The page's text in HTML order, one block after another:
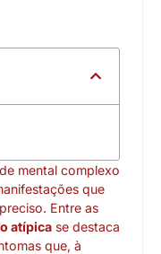
mental complexo
que
Entre as
atípica se destaca
que, à